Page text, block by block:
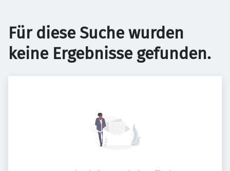
Für diese Suche wurden
keine Ergebnisse gefunden.